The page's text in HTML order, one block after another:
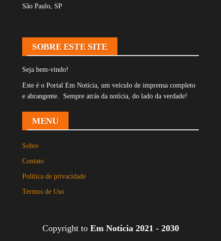
São Paulo, SP
SOBRE ESTE SITE
Seja bem-vindo!
Este é o Portal Em Notícia, um veículo de imprensa completo
e abrangente. Sempre atrás da notícia, do lado da verdade!
MENU
Sobre
Contato
Política de privacidade
Termos de Uso
Copyright to Em Notícia 2021 - 2030